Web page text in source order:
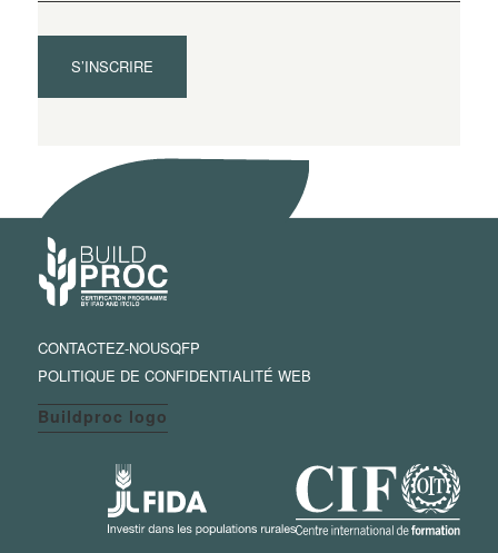
S’INSCRIRE
CONTACTEZ-NOUSQFP
POLITIQUE DE CONFIDENTIALITÉ WEB
Buildproc logo